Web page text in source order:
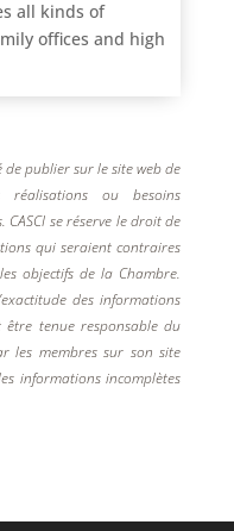
all kinds of
offices and high
de publier sur le site web de
réalisations ou besoins
se réserve le droit de
qui seraient contraires
objectifs de la Chambre.
des informations
tenue responsable du
les membres sur son site
informations incomplètes